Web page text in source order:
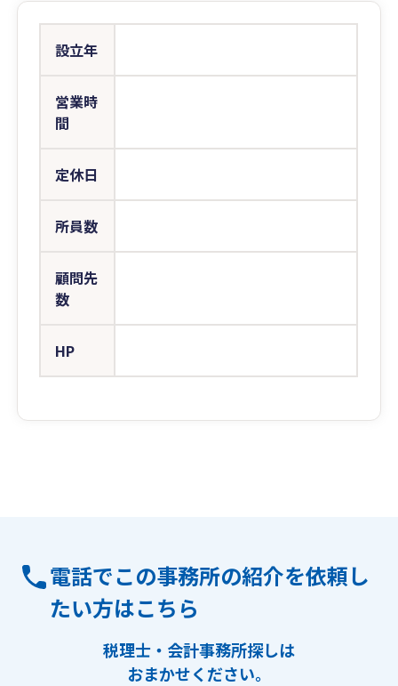
設立年
営業時
間
定休日
所員数
顧問先
数
HP
電話でこの事務所の紹介を依頼し
たい方はこちら
税理士・会計事務所探しは
おまかせください。